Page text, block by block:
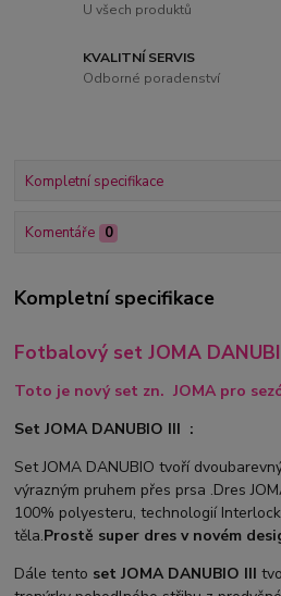
U všech produktů
KVALITNÍ SERVIS
Odborné poradenství
Kompletní specifikace
Komentáře 0
Kompletní specifikace
Fotbalový set JOMA
Toto je nový set zn. JOMA pro
Set JOMA DANUBIO III :
Set JOMA DANUBIO tvoří
výrazným pruhem přes prsa .Dres
100% polyesteru, technologií
těla.Prostě super dres v novém
Dále tento set JOMA DANUBIO III